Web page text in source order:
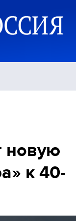
новую
к 40-